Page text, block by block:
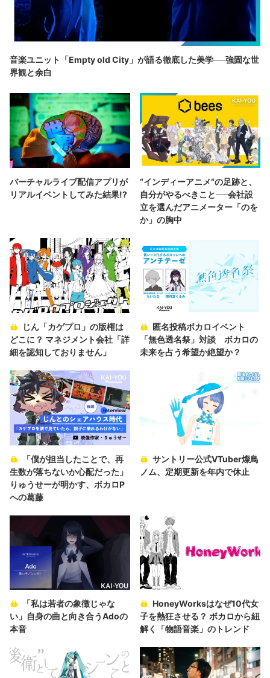
音楽ユニット「Empty old City」が語る徹底した美学──強固な世
界観と余白
バーチャルライブ配信アプリが
リアルイベントしてみた結果!?
“インディーアニメ“の足跡と、
自分がやるべきこと──会社設
立を選んだアニメーター「のを
か」の胸中
じん「カゲプロ」の版権は
どこに？ マネジメント会社「詳
細を認知しておりません」
匿名投稿ボカロイベント
「無色透名祭」対談 ボカロの
未来を占う希望か絶望か？
「僕が担当したことで、再
生数が落ちないか心配だった」
りゅうせーが明かす、ボカロP
への葛藤
サントリー公式VTuber燦鳥
ノム、定期更新を年内で休止
「私は若者の象徴じゃな
い」自身の曲と向き合うAdoの
本音
HoneyWorksはなぜ10代女
子を熱狂させる？ ボカロから紐
解く「物語音楽」のトレンド